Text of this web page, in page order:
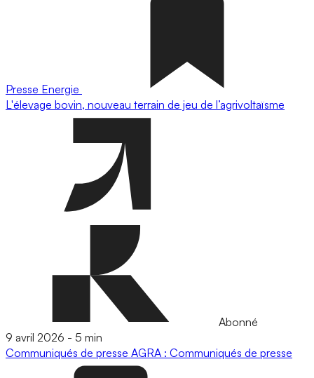
Presse Energie
L'élevage bovin, nouveau terrain de jeu de l’agrivoltaïsme
Abonné
9 avril 2026 - 5 min
Communiqués de presse AGRA : Communiqués de presse